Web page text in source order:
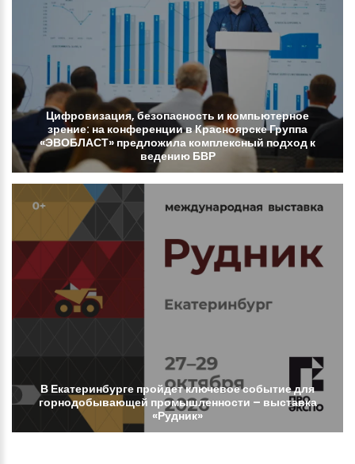
Цифровизация, безопасность и компьютерное
зрение: на конференциивКрасноярскеГруппа
«ЭВОБЛАСТ» предложила комплексный подход к
ведению БВР
В Екатеринбурге пройдетключевоесобытиедля
горнодобывающей промышленности – выставка
«Рудник»